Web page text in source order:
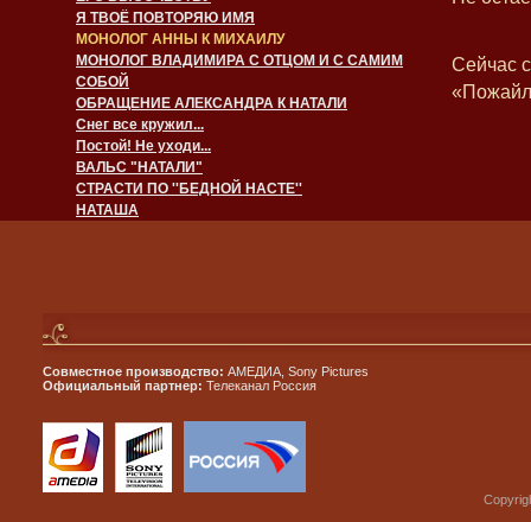
Я ТВОЁ ПОВТОРЯЮ ИМЯ
МОНОЛОГ АННЫ К МИХАИЛУ
МОНОЛОГ ВЛАДИМИРА С ОТЦОМ И С САМИМ
СОБОЙ
ОБРАЩЕНИЕ АЛЕКСАНДРА К НАТАЛИ
Снег все кружил...
Постой! Не уходи...
ВАЛЬС "НАТАЛИ"
СТРАСТИ ПО ''БЕДНОЙ НАСТЕ''
НАТАША
Сейчас
Совместное производство: АМЕДИА, Sony Pictures
Официальный партнер: Телеканал Россия